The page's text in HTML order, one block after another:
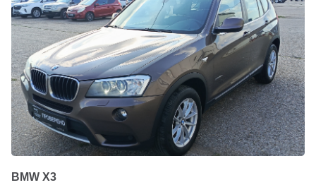
BMW X3